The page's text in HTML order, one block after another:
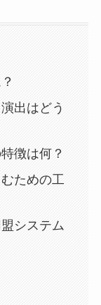
出はどう
徴は何？
ための工
システム